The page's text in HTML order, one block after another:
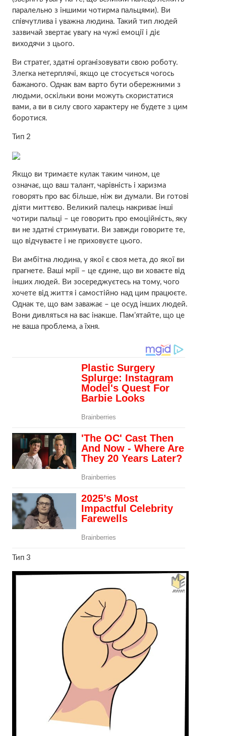
паралельно з іншими чотирма пальцями). Ви
співчутлива і уважна людина. Такий тип людей
зазвичай звертає увагу на чужі емоції і діє
виходячи з цього.
Ви стратег, здатні організовувати свою роботу.
Злегка нетерплячі, якщо це стосується чогось
бажаного. Однак вам варто бути обережними з
людьми, оскільки вони можуть скористатися
вами, а ви в силу свого характеру не будете з цим
боротися.
Тип 2
Якщо ви тримаєте кулак таким чином, це
означає, що ваш талант, чарівність і харизма
говорять про вас більше, ніж ви думали. Ви готові
діяти миттєво. Великий палець накриває інші
чотири пальці – це говорить про емоційність, яку
ви не здатні стримувати. Ви завжди говорите те,
що відчуваєте і не приховуєте цього.
Ви амбітна людина, у якої є своя мета, до якої ви
прагнете. Ваші мрії – це єдине, що ви ховаєте від
інших людей. Ви зосереджуєтесь на тому, чого
хочете від життя і самостійно над цим працюєте.
Однак те, що вам заважає – це осуд інших людей.
Вони дивляться на вас інакше. Пам’ятайте, що це
не ваша проблема, а їхня.
Тип 3